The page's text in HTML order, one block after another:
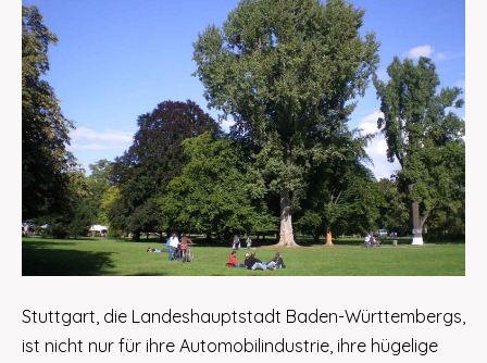
Stuttgart, die Landeshauptstadt Baden-Württembergs,
ist nicht nur für ihre Automobilindustrie, ihre hügelige